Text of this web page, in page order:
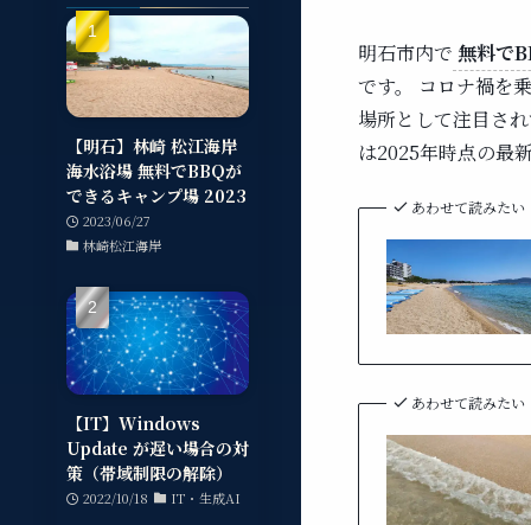
明石市内で 無料で
です。 コロナ禍を
場所として注目さ
は2025年時点の最
あわせて読みたい
あわせて読みたい
【明石】林崎 松江海岸
海水浴場 無料でBBQが
できるキャンプ場 2023
2023/06/27
林崎松江海岸
【IT】Windows
Update が遅い場合の対
策（帯域制限の解除）
2022/10/18 IT・生成AI